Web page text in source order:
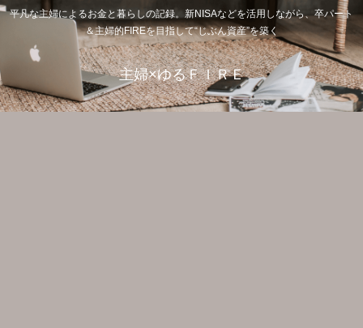
平凡な主婦によるお金と暮らしの記録。新NISAなどを活用しながら、卒パート
＆主婦的FIREを目指して“じぶん資産”を築く
主婦×ゆるＦＩＲＥ